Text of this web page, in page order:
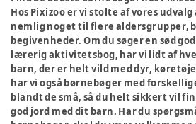
Hos Pixizoo er vi stolte af vores
nemlig noget til flere aldersgrupper,
begivenheder. Om du søger en sød
lærerig aktivitetsbog, har vi lidt af
barn, der er helt vild med dyr,
har vi også børnebøger med
blandt de små, så du helt sikkert vil
god jord med dit barn. Har du